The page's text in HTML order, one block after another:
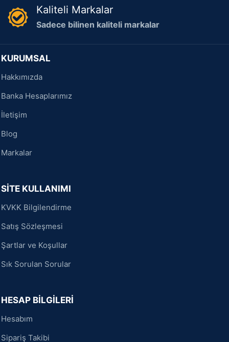
Kaliteli Markalar
Sadece bilinen kaliteli markalar
KURUMSAL
Hakkımızda
Banka Hesaplarımız
İletişim
Blog
Markalar
SİTE KULLANIMI
KVKK Bilgilendirme
Satış Sözleşmesi
Şartlar ve Koşullar
Sık Sorulan Sorular
HESAP BİLGİLERİ
Hesabım
Sipariş Takibi